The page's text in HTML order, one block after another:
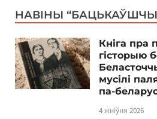
НАВІНЫ
Кніга пра
гісторыю
мусілі
па-
4 жніўня 2026